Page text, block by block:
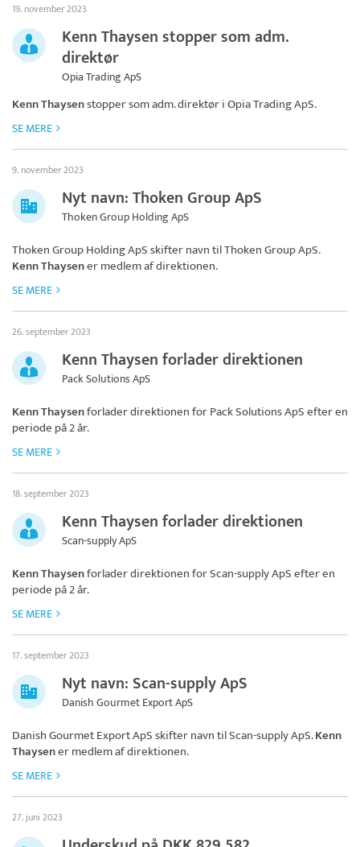
19. november 2023
Kenn Thaysen stopper som adm.
direktør
Opia Trading ApS
Kenn Thaysenstopper som adm. direktør iOpia Trading ApS.
SE MERE
9. november 2023
Nyt navn: Thoken Group ApS
Thoken Group Holding ApS
Thoken Group Holding ApS skifter navn tilThoken Group ApS.
Kenn Thaysener medlem af direktionen.
SE MERE
26. september 2023
Kenn Thaysen forlader direktionen
Pack Solutions ApS
Kenn Thaysenforlader direktionen forPack Solutions ApSefter en
periode på 2 år.
SE MERE
18. september 2023
Kenn Thaysen forlader direktionen
Scan-supply ApS
Kenn Thaysenforlader direktionen forScan-supply ApSefter en
periode på 2 år.
SE MERE
17. september 2023
Nyt navn: Scan-supply ApS
Danish Gourmet Export ApS
Danish Gourmet Export ApS skifter navn tilScan-supply ApS.Kenn
Thaysener medlem af direktionen.
SE MERE
27. juni 2023